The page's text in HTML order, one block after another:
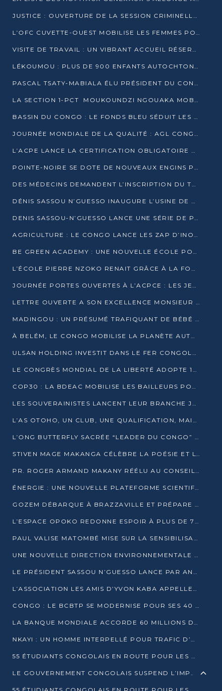
JUSTICE : OUVERTURE DE LA SESSION CRIMINELLE À BRAZZAVILLE AVEC 52 DOSSIERS AU RÔLE
L’OFC CUVETTE-OUEST MOBILISE LES FEMMES POUR ACCUEILLIR LE PRÉSIDENT DE LA RÉPUBLIQUE
VISITE DE TRAVAIL : UN VIBRANT ACCUEIL RÉSERVÉ À DENIS SASSOU-N’GUESSO PAR L’ASSOCIATION « LES AMIS DE WOMO »
LÉKOUMOU : PLUS DE 900 ENFANTS AUTOCHTONES REÇOIVENT DES KITS SCOLAIRES GRÂCE À L’ESPACE OPOKO
PASCAL TSATY-MABIALA ÉLU PRÉSIDENT DU CONSEIL NATIONAL DE L’UPADS
LA SECTION 1-PCT MOUKOUNDZI NGOUAKA MOBILISE 100 000 FCFA POUR LE 6ᵉ CONGRÈS DU PARTI
BASSIN DU CONGO : LE FONDS BLEU SÉDUIT LES BAILLEURS À BELÉM
JOURNÉE MONDIALE DE LA QUALITÉ : AGL CONGO FORME ET SENSIBILISE LES JEUNES TALENTS
L’ACPE LANCE LA CERTIFICATION OBLIGATOIRE DES CONTRATS DE TRAVAIL DES TRANSPORTEURS
POINTE-NOIRE SE DOTE DE NOUVEAUX ENGINS POUR L’ASSAINISSEMENT ET L’ENTRETIEN ROUTIER
DES MÉDECINS DEMANDENT L’INSCRIPTION DU TRAITEMENT DU PIED-BOT DANS LES CURSUS UNIVERSITAIRES
DÉNIS SASSOU N’GUESSO INAUGURE L’USINE DE VALORISATION DU GAZ ASSOCIÉ
DENIS SASSOU-N’GUESSO LANCE UNE SÉRIE DE PROJETS DANS LE KOUILOU
AGRICULTURE : LE CONGO LANCE LES ZAP D’INONI ET YONO
BE GREEN ACADEMY : UNE NOUVELLE ÉCOLE POUR LES MÉTIERS DE L’ÉCOLOGIE À POINTE-NOIRE
L’ÉCOLE PIERRE NZOKO RENAIT GRÂCE À LA FONDATION MUCODEC
JOURNÉE PORTES OUVERTES À L’ACPCE : LES JEUNES EN IMMERSION DANS L’ENTREPRISE
LETTRE OUVERTE A SON EXCELLENCE MONSIEUR DENIS SASSOU NGUESSO, PRESIDENT DE LAREPUBLIQUE DU CONGO
MADINGOU : UN PRÉSUMÉ TRAFIQUANT DE BÉBÉ CHIMPANZÉ FIXÉ SUR SON SORT LE 20 NOVEMBRE
À BELÉM, LE CONGO MOBILISE LA PLANÈTE AUTOUR DU FONDS BLEU POUR LE BASSIN DU CONGO
ULSAN HOLDING INVESTIT DANS LE FER CONGOLAIS
LE CONGRÈS MONDIAL DE LA LIBERTÉ ADOPTE 14 RÉSOLUTIONS HISTORIQUES
COP30 : LA BDEAC MOBILISE LES BAILLEURS POUR LE FONDS BLEU DU BASSIN DU CONGO
LES SOUVERAINISTES LANCENT LEUR BRANCHE JEUNE À BRAZZAVILLE
L’AS OTOHO, UN CLUB, UNE QUALIFICATION, MAIS ENCORE DES DOUTES
L’ONG BUTTERFLY SACRÉE “LEADER DU CONGO” AU PRIX D’EXCELLENCE 2025
STIVEN MAGE MAKANGA CÉLÈBRE LA POÉSIE ET L’HUMAIN AVEC SON RECUEIL “HECTARE”
PR. ROGER ARMAND MAKANY RÉÉLU AU CONSEIL DE L’AUF
ÉNERGIE : UNE NOUVELLE PLATEFORME SCIENTIFIQUE POUR LA TRANSITION ÉNERGÉTIQUE EN AFRIQUE CENTRALE
GOZEM DÉBARQUE À BRAZZAVILLE ET PRÉPARE SON ARRIVÉE À POINTE-NOIRE
L’ESPACE OPOKO REDONNE ESPOIR À PLUS DE 775 ÉLÈVES AUTOCHTONES DANS LE NORD DU CONGO
PAUL VALISE MATOMBÉ MISE SUR LA SENSIBILISATION POUR ÉRAQUER LE GRAND BANDITISME
UNE NOUVELLE DIRECTION ENVIRONNEMENTALE POUR RENFORCER LA GESTION DES DONNÉES AU CONGO
LE PRÉSIDENT SASSOU N’GUESSO LANCE PAR ANTICIPATION LA 39ÈME JOURNÉE NATIONALE DE L’ARBRE
L’ASSOCIATION LES AMIS D’YVON KABA APPELLENT DENIS SASSOU N’GUESSO À SE PORTER CANDIDAT
CONGO : LE BCBTP SE MODERNISE POUR SES 40 ANS D’EXISTENCE
LA BANQUE MONDIALE ACCORDE 60 MILLIONS DE DOLLARS POUR LA RÉSILIENCE URBAINE AU CONGO
NKAYI : UN HOMME INTERPELLÉ POUR TRAFIC D’UN BÉBÉ CHIMPANZÉ
55 ÉTUDIANTS CONGOLAIS EN ROUTE POUR LES UNIVERSITÉS ALGÉRIENNES
LE GOUVERNEMENT CONGOLAIS SUSPEND L’IMPORTATION DES MACHETTES ET DES MOTOS